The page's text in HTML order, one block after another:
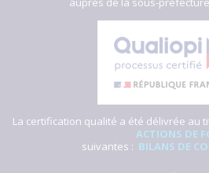
La certification qualité a été délivrée au
suivantes :
ACTIONS DE
BILANS DE